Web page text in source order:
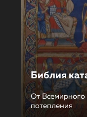
Библия
От Всемирного
потепления